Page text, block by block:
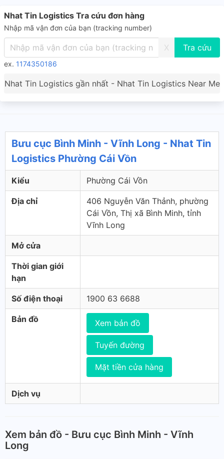
Nhat Tin Logistics Tra cứu đơn hàng
Nhập mã vận đơn của bạn (tracking number)
X
ex. 1174350186
Nhat Tin Logistics gần nhất - Nhat Tin Logistics Near Me
Bưu cục Bình Minh - Vĩnh Long - Nhat Tin
Logistics Phường Cái Vồn
Kiểu Phường Cái Vồn
Địa chỉ
406 Nguyễn Văn Thảnh, phường
Cái Vồn, Thị xã Bình Minh, tỉnh
Vĩnh Long
Mở cửa
Thời gian giới
hạn
Số điện thoại 1900 63 6688
Bản đồ Xem bản đồ
Tuyến đường
Mặt tiền cửa hàng
Dịch vụ
Xem bản đồ - Bưu cục Bình Minh - Vĩnh
Long